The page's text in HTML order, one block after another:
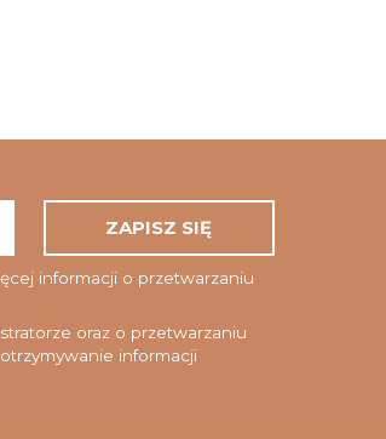
Adres
*
informacji o przetwarzaniu
oraz o przetwarzaniu
informacji